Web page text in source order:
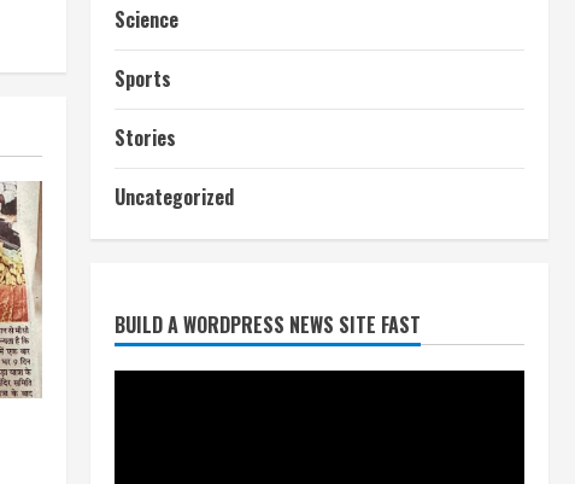
Science
Sports
Stories
Uncategorized
BUILD A WORDPRESS NEWS SITE FAST
जाएगा वोट
निर्धारित मानक व नियम का बारीकी से
किया जाएगा परीक्षण, तब कार्रवाई